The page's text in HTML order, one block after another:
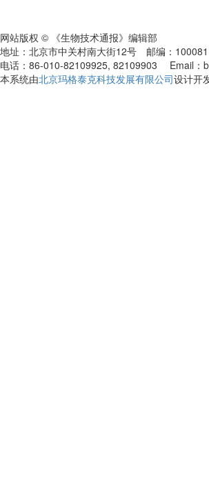
网站版权 © 《生物技术通报》编辑部
地址：北京市中关村南大街12号 邮编：100081
电话：86-010-82109925, 82109903 Email：
本系统由北京玛格泰克科技发展有限公司设计开